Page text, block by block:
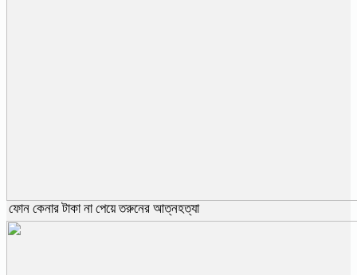
ফোন কেনার টাকা না পেয়ে তরুনের আত্নহত্যা